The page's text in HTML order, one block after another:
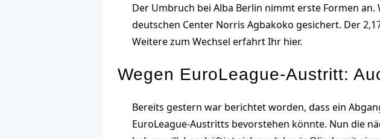
Der Umbruch bei Alba Berlin nimmt erste Formen
deutschen Center Norris Agbakoko gesichert. Der
Weitere zum Wechsel erfahrt Ihr hier.
Wegen EuroLeague-Austritt:
Bereits gestern war berichtet worden, dass ein
EuroLeague-Austritts bevorstehen könnte. Nun die